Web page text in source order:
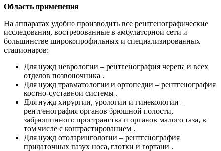
Область применения
На аппаратах удобно производить все рентгенографические
исследования, востребованные в амбулаторной сети и
большинстве широкопрофильных и специализированных
стационаров:
Для нужд неврологии – рентгенография черепа и всех
отделов позвоночника .
Для нужд травматологии и ортопедии – рентгенография
костно-суставной системы .
Для нужд хирургии, урологии и гинекологии –
рентгенография органов брюшной полости,
забрюшинного пространства и органов малого таза, в
том числе с контрастированием .
Для нужд отоларингологии – рентгенография
придаточных пазух носа, глотки и гортани .